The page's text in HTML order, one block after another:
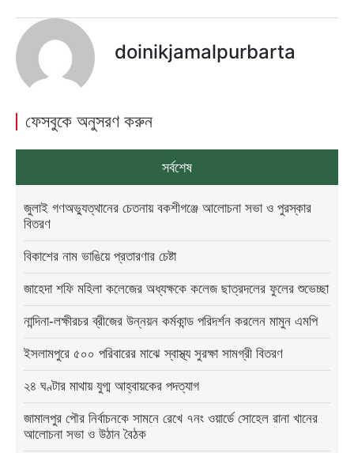
doinikjamalpurbarta
ফেসবুকে অনুসরণ করুন
সর্বশেষ
জুলাই গণঅভ্যুত্থানের চেতনায় বকশীগঞ্জে আলোচনা সভা ও পুরস্কার
বিতরণ
বিকাশের নাম ভাঙিয়ে প্রতারণার চেষ্টা
জাহেদা শফি মহিলা কলেজের অধ্যক্ষকে কলেজ ছাত্রদলের ফুলের শুভেচ্ছা
নান্দিনা-লক্ষীরচর ব্রীজের উন্নয়ন কর্মকান্ড পরিদর্শন করলেন মামুন এমপি
ইসলামপুরে ৫০০ পরিবারের মাঝে স্বাস্থ্য সুরক্ষা সামগ্রী বিতরণ
২৪ ঘণ্টার মাথায় যুগ্ম আহ্বায়কের পদত্যাগ
জামালপুর পৌর নির্বাচনকে সামনে রেখে ৭নং ওয়ার্ডে সোহেল রানা খানের
আলোচনা সভা ও উঠান বৈঠক